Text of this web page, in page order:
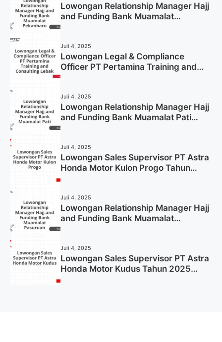
Lowongan Relationship Manager Hajj
and Funding Bank Muamalat
Juli 4, 2025
Lowongan Legal & Compliance
Officer PT Pertamina Training and
Juli 4, 2025
Lowongan Relationship Manager Hajj
and Funding Bank Muamalat Pati
Juli 4, 2025
Lowongan Sales Supervisor PT Astra
Honda Motor Kulon Progo Tahun
Juli 4, 2025
Lowongan Relationship Manager Hajj
and Funding Bank Muamalat
Juli 4, 2025
Lowongan Sales Supervisor PT Astra
Honda Motor Kudus Tahun 2025